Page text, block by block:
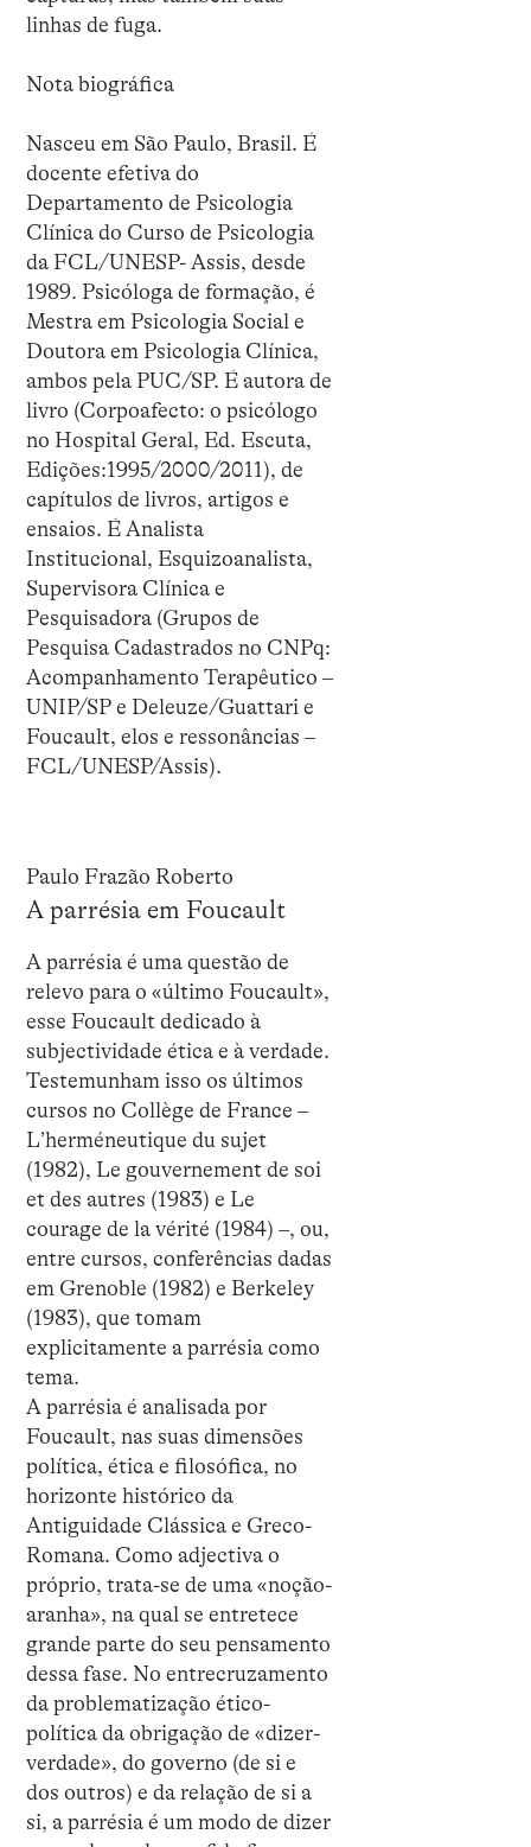
linhas de fuga.
Nota biográfica
Nasceu em São Paulo, Brasil. É
docente efetiva do
Departamento de Psicologia
Clínica do Curso de Psicologia
da FCL/UNESP- Assis, desde
1989. Psicóloga de formação, é
Mestra em Psicologia Social e
Doutora em Psicologia Clínica,
ambos pela PUC/SP. É autora de
livro (Corpoafecto: o psicólogo
no Hospital Geral, Ed. Escuta,
Edições:1995/2000/2011), de
capítulos de livros, artigos e
ensaios. É Analista
Institucional, Esquizoanalista,
Supervisora Clínica e
Pesquisadora (Grupos de
Pesquisa Cadastrados no CNPq:
Acompanhamento Terapêutico –
UNIP/SP e Deleuze/Guattari e
Foucault, elos e ressonâncias –
FCL/UNESP/Assis).
Paulo Frazão Roberto
A parrésia em Foucault
A parrésia é uma questão de
relevo para o «último Foucault»,
esse Foucault dedicado à
subjectividade ética e à verdade.
Testemunham isso os últimos
cursos no Collège de France –
L’herméneutique du sujet
(1982), Le gouvernement de soi
et des autres (1983) e Le
courage de la vérité (1984) –, ou,
entre cursos, conferências dadas
em Grenoble (1982) e Berkeley
(1983), que tomam
explicitamente a parrésia como
tema.
A parrésia é analisada por
Foucault, nas suas dimensões
política, ética e filosófica, no
horizonte histórico da
Antiguidade Clássica e Greco-
Romana. Como adjectiva o
próprio, trata-se de uma «noção-
aranha», na qual se entretece
grande parte do seu pensamento
dessa fase. No entrecruzamento
da problematização ético-
política da obrigação de «dizer-
verdade», do governo (de si e
dos outros) e da relação de si a
si, a parrésia é um modo de dizer